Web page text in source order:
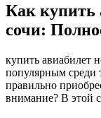
Как купить
сочи:
купить авиабилет новосибирск сочи становится все более
популярным среди
правильно
внимание? В этой